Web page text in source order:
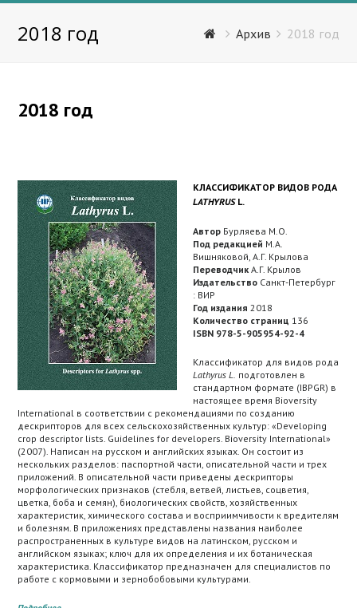
Menu
2018 год Архив 2018 год
2018 год
КЛАССИФИКАТОР ВИДОВ РОДА
LATHYRUSL.
Автор Бурляева М.О.
Под редакцией M.А.
Вишняковой, А.Г. Крылова
Переводчик А.Г. Крылов
Издательство Санкт-Петербург
: ВИР
Год издания 2018
Количество страниц 136
ISBN 978-5-905954-92-4
Классификатор для видов рода
LathyrusL. подготовлен в
стандартном формате (IBPGR) в
настоящее время Bioversity
International в соответствии с рекомендациями по созданию
дескрипторов для всех сельскохозяйственных культур: «Developing
crop descriptor lists. Guidelines for developers. Bioversity International»
(2007). Написан на русском и английских языках. Он состоит из
нескольких разделов: паспортной части, описательной части и трех
приложений. В описательной части приведены дескрипторы
морфологических признаков (стебля, ветвей, листьев, соцветия,
цветка, боба и семян), биологических свойств, хозяйственных
характеристик, химического состава и восприимчивости к вредителям
и болезням. В приложениях представлены названия наиболее
распространенных в культуре видов на латинском, русском и
английском языках; ключ для их определения и их ботаническая
характеристика. Классификатор предназначен для специалистов по
работе с кормовыми и зернобобовыми культурами.